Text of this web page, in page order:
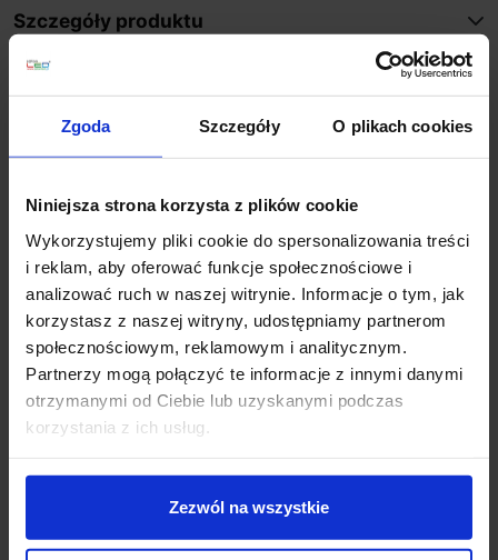
Zgoda Szczegóły O plikach cookies
Niniejsza strona korzysta z plików cookie
Wykorzystujemy pliki cookie do spersonalizowania treści
i reklam, aby oferować funkcje społecznościowe i
analizować ruch w naszej witrynie. Informacje o tym, jak
korzystasz z naszej witryny, udostępniamy partnerom
społecznościowym, reklamowym i analitycznym.
Partnerzy mogą połączyć te informacje z innymi danymi
otrzymanymi od Ciebie lub uzyskanymi podczas
korzystania z ich usług.
Zezwól na wszystkie
Szczegóły produktu
Zobacz także
SLV BIG THEO 234525
ścienna LED 21W
antracyt IP44
1 295,19 zł 1 165,67 zł
SLV Big Theo 234535
1 207,86 zł 1 087,07 zł